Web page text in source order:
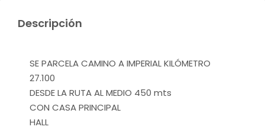
Descripción
SE PARCELA CAMINO A IMPERIAL KILÓMETRO
27.100
DESDE LA RUTA AL MEDIO 450 mts
CON CASA PRINCIPAL
HALL